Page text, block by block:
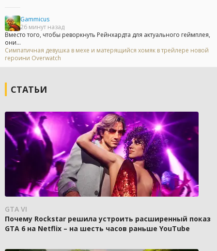
Gammicus
26 минут назад
Вместо того, чтобы реворкнуть Рейнхардта для актуального геймплея,
они...
Симпатичная девушка в мехе и матерящийся хомяк в трейлере новой
героини Overwatch
СТАТЬИ
GTA VI
Почему Rockstar решила устроить расширенный показ
GTA 6 на Netflix – на шесть часов раньше YouTube